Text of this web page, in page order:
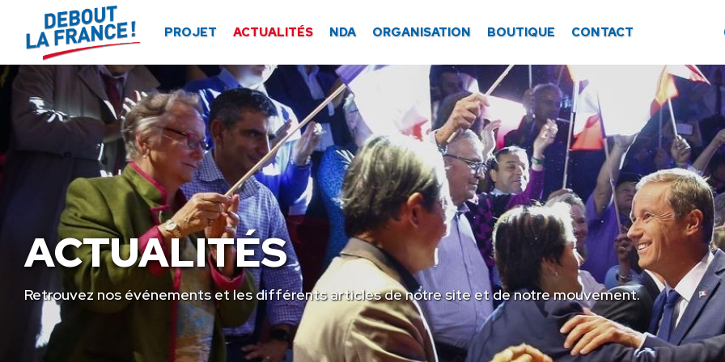
PROJET ACTUALITÉS NDA ORGANISATION BOUTIQUE CONTACT
ACTUALITÉS
Retrouvez nos événements et les différents articles de notre site et de notre mouvement.
Panneau de gestion des cookies